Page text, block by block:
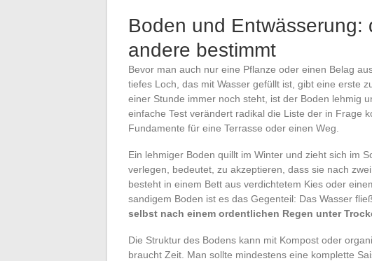
Boden und Entwässerung:
andere bestimmt
Bevor man auch nur eine Pflanze oder einen Belag
tiefes Loch, das mit Wasser gefüllt ist, gibt eine erste
einer Stunde immer noch steht, ist der Boden lehmig
einfache Test verändert radikal die Liste der in Frage
Fundamente für eine Terrasse oder einen Weg.
Ein lehmiger Boden quillt im Winter und zieht sich im
verlegen, bedeutet, zu akzeptieren, dass sie nach
besteht in einem Bett aus verdichtetem Kies oder
sandigem Boden ist es das Gegenteil: Das Wasser
selbst nach einem ordentlichen Regen unter
Die Struktur des Bodens kann mit Kompost oder
braucht Zeit. Man sollte mindestens eine komplette